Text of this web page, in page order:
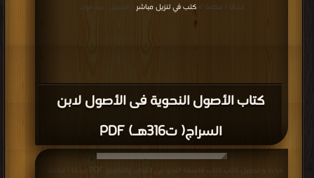
كتاب الأصول النحوية فى الأصول لابن
السراج( ت316هـ) PDF
مجانا | مكتبة >كتب في تنزيل مباشر | التحميل : مرة/مرات
قراءة و تحميل كتاب كتاب فلسفة النحو بين التنظير والتطبيق PDF مجانا | مكتبة >